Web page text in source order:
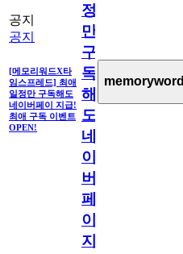
공지
공지
[메모리워드X타
임스프레드] 최애
일정만 구독해도
네이버페이 지급!
최애 구독 이벤트
OPEN!
정
만
구
독
해
도
네
이
버
페
이
지
memoryword